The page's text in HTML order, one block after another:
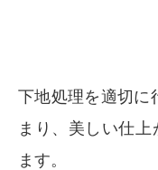
下地処理を適切に
まり、美しい仕
ます。